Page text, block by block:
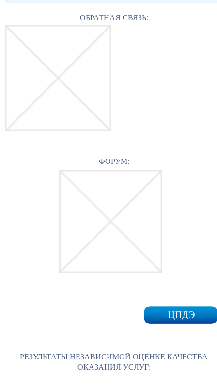
ОБРАТНАЯ СВЯЗЬ:
ФОРУМ:
РЕЗУЛЬТАТЫ НЕЗАВИСИМОЙ ОЦЕНКЕ КАЧЕСТВА
ОКАЗАНИЯ УСЛУГ: